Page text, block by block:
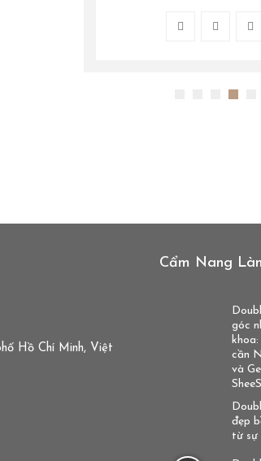
Tinh Chất Tiêu Mụn
Tinh chất tiêu mụn viêm
Sheeskin được sử dụng
sản phẩm chấm mụn lành
Hồ Chí Minh, Việt
Cẩm Nang
góc
cần
và
đẹp
từ sự